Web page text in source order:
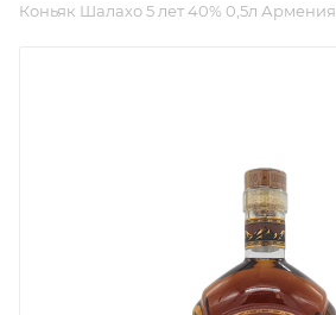
Коньяк Шалахо 5 лет 40% 0,5л Армения